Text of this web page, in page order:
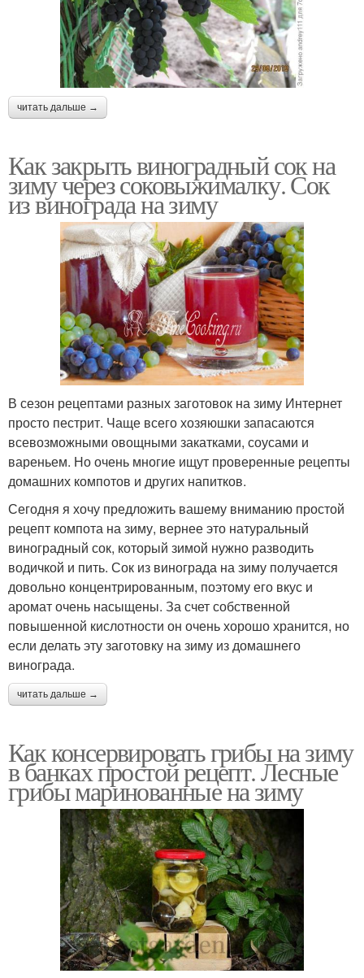
читать дальше →
Как закрыть виноградный сок на
зиму через соковыжималку. Сок
из винограда на зиму
В сезон рецептами разных заготовок на зиму Интернет
просто пестрит. Чаще всего хозяюшки запасаются
всевозможными овощными закатками, соусами и
вареньем. Но очень многие ищут проверенные рецепты
домашних компотов и других напитков.
Сегодня я хочу предложить вашему вниманию простой
рецепт компота на зиму, вернее это натуральный
виноградный сок, который зимой нужно разводить
водичкой и пить. Сок из винограда на зиму получается
довольно концентрированным, поэтому его вкус и
аромат очень насыщены. За счет собственной
повышенной кислотности он очень хорошо хранится, но
если делать эту заготовку на зиму из домашнего
винограда.
читать дальше →
Как консервировать грибы на зиму
в банках простой рецепт. Лесные
грибы маринованные на зиму